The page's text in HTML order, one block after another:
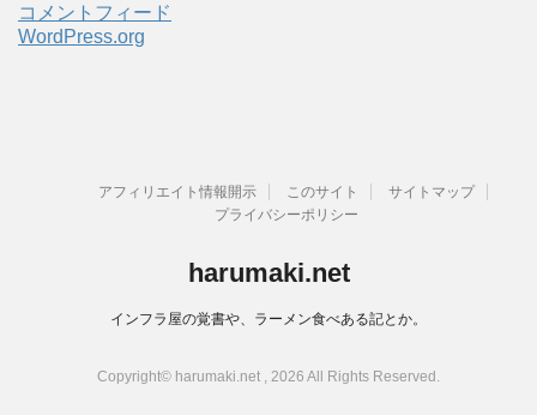
コメントフィード
WordPress.org
アフィリエイト情報開示 このサイト
サイトマップ
プライバシーポリシー
harumaki.net
インフラ屋の覚書や、ラーメン食べある記とか。
Copyright© harumaki.net , 2026 All Rights Reserved.